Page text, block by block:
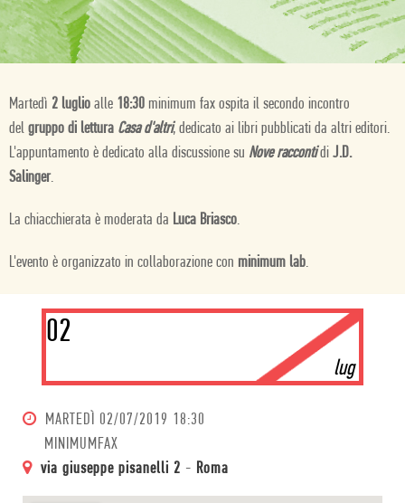
Martedì 2 luglio alle 18:30 minimum fax ospita il secondo incontro
del gruppo di lettura Casa d'altri, dedicato ai libri pubblicati da altri editori.
L'appuntamento è dedicato alla discussione su Nove raccontidi J.D.
Salinger.
La chiacchierata è moderata da Luca Briasco.
L'evento è organizzato in collaborazione con minimum lab.
02
lug
MARTEDÌ 02/07/2019 18:30
MINIMUMFAX
via giuseppe pisanelli 2 - Roma